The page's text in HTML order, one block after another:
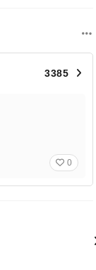
3385
0